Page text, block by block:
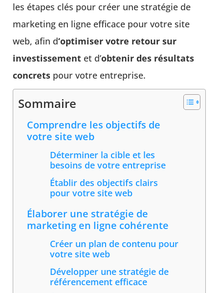
les étapes clés pour créer une stratégie de
marketing en ligne efficace pour votre site
web, afin d‘optimiser votre retour sur
investissement et d’obtenir des résultats
concrets pour votre entreprise.
Sommaire
Comprendre les objectifs de
votre site web
Déterminer la cible et les
besoins de votre entreprise
Établir des objectifs clairs
pour votre site web
Élaborer une stratégie de
marketing en ligne cohérente
Créer un plan de contenu pour
votre site web
Développer une stratégie de
référencement efficace